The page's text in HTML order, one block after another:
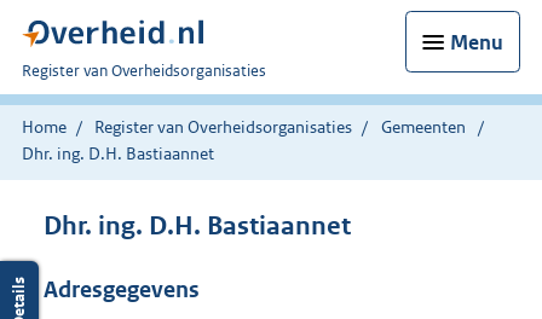
Menu
U
bent
nu
hier:
Register van Overheidsorganisaties
Home Register van Overheidsorganisaties
Gemeenten
Dhr. ing. D.H. Bastiaannet
Dhr. ing. D.H. Bastiaannet
Adresgegevens